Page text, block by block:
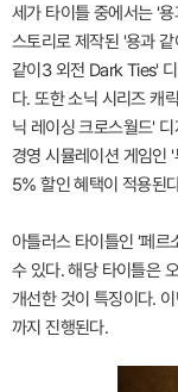
세가 타이틀 중에서는 '
스토리로 제작된 '용과
같이3 외전 Dark Ties'
다. 또한 소닉 시리즈 캐
닉 레이싱 크로스월드'
경영 시뮬레이션 게임인
5% 할인 혜택이 적용된
아틀러스 타이틀인 '페
수 있다. 해당 타이틀은
개선한 것이 특징이다.
까지 진행된다.